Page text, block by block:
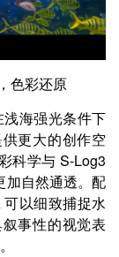
色彩还原
海强光条件下
更大的创作空
科学与 S-Log3
加自然通透。配
以细致捕捉水
事性的视觉表